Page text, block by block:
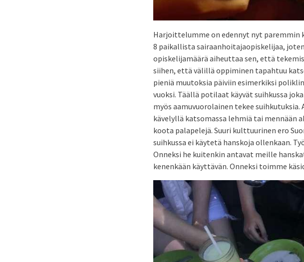
Harjoittelumme on edennyt nyt paremmin
8 paikallista sairaanhoitajaopiskelijaa,
opiskelijamäärä aiheuttaa sen, että
siihen, että välillä oppiminen tapahtuu
pieniä muutoksia päiviin esimerkiksi
vuoksi. Täällä potilaat käyvät suihkussa
myös aamuvuorolainen tekee
kävelyllä katsomassa lehmiä tai
koota palapelejä. Suuri kulttuurinen ero
suihkussa ei käytetä hanskoja ollenkaan.
Onneksi he kuitenkin antavat meille
kenenkään käyttävän. Onneksi toimme